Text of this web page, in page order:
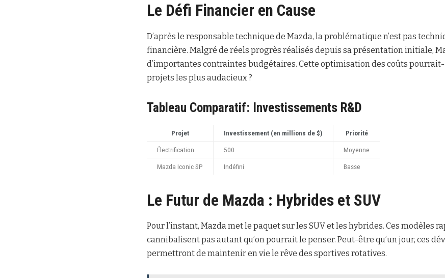
Le Défi Financier en Cause
D’après le responsable technique de Mazda, la problématique n’est pas
financière. Malgré de réels progrès réalisés depuis sa présentation initiale,
d’importantes contraintes budgétaires. Cette optimisation des coûts pourrait-
projets les plus audacieux ?
Tableau Comparatif: Investissements R&D
Projet Investissement (en millions de $) Priorité
Électrification 500 Moyenne
Mazda Iconic SP Indéfini Basse
Le Futur de Mazda : Hybrides et SUV
Pour l’instant, Mazda met le paquet sur les SUV et les hybrides. Ces modèles
cannibalisent pas autant qu’on pourrait le penser. Peut-être qu’un jour, ces
permettront de maintenir en vie le rêve des sportives rotatives.